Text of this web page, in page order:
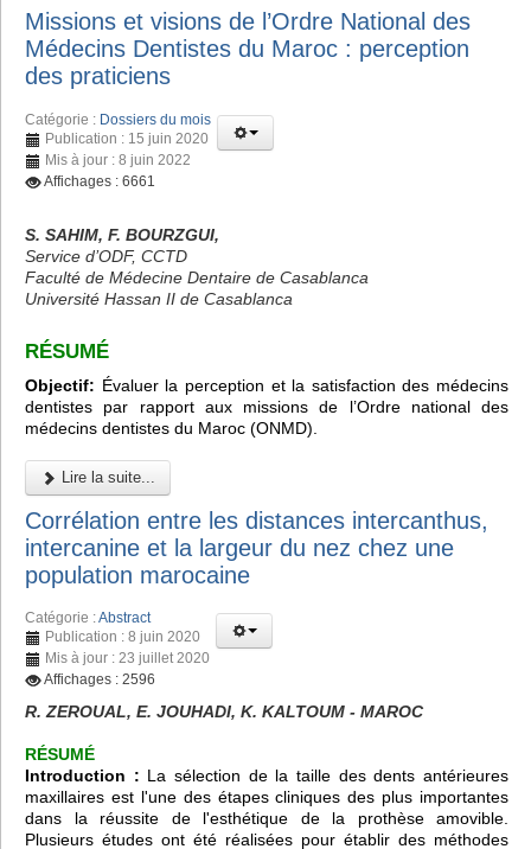
Missions et visions de l’Ordre National des
Médecins Dentistes du Maroc : perception
des praticiens
Catégorie : Dossiers du mois
Publication : 15 juin 2020
Mis à jour : 8 juin 2022
Affichages : 6661
S. SAHIM, F. BOURZGUI,
Service d’ODF, CCTD
Faculté de Médecine Dentaire de Casablanca
Université Hassan II de Casablanca
RÉSUMÉ
Objectif: Évaluer la perception et la satisfaction des médecins
dentistes par rapport aux missions de l’Ordre national des
médecins dentistes du Maroc (ONMD).
Lire la suite...
Corrélation entre les distances intercanthus,
intercanine et la largeur du nez chez une
population marocaine
Catégorie :Abstract
Publication : 8 juin 2020
Mis à jour : 23 juillet 2020
Affichages : 2596
R. ZEROUAL, E. JOUHADI, K. KALTOUM - MAROC
RÉSUMÉ
Introduction : La sélection de la taille des dents antérieures
maxillaires est l'une des étapes cliniques des plus importantes
dans la réussite de l'esthétique de la prothèse amovible.
Plusieurs études ont été réalisées pour établir des méthodes